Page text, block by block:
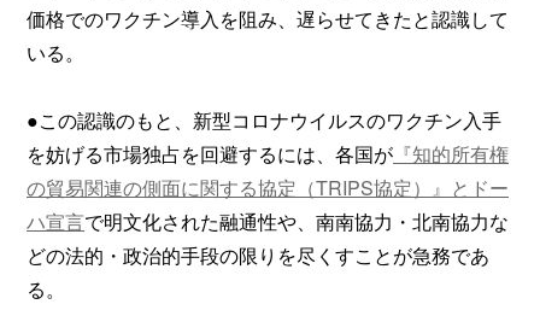
価格でのワクチン導入を阻み、遅らせてきたと認識して
いる。
●この認識のもと、新型コロナウイルスのワクチン入手
を妨げる市場独占を回避するには、各国が 『知的所有権
の貿易関連の側面に関する協定（TRIPS協定）』とドー
ハ宣言で明文化された融通性や、南南協力・北南協力な
どの法的・政治的手段の限りを尽くすことが急務であ
る。